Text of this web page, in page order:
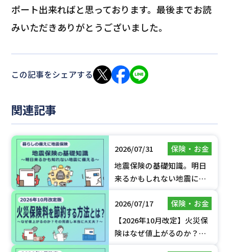
ポート出来ればと思っております。最後までお読
みいただきありがとうございました。
この記事をシェアする
関連記事
2026/07/31
保険・お金
地震保険の基礎知識。明日
来るかもしれない地震に備
2026/07/17
保険・お金
【2026年10月改定】火災保
険はなぜ値上がるのか？賢